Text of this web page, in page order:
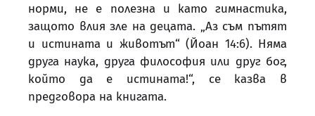
норми, не е полезна и като гимнастика,
защото влия зле на децата. „Аз съм пътят
и истината и животът“ (Йоан 14:6). Няма
друга наука, друга философия или друг бог,
който да е истината!“, се казва в
предговора на книгата.